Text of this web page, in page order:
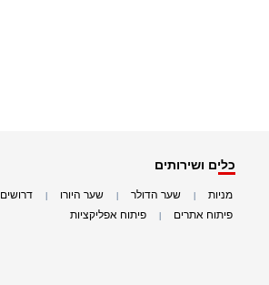
כלים ושירותים
מניות שער הדולר שער היורו דרושים
פיתוח אתרים פיתוח אפליקציות